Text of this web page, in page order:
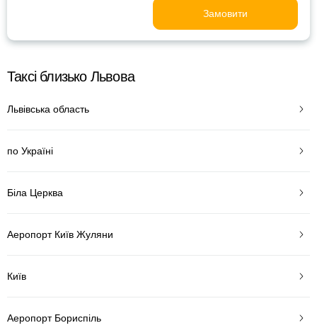
Замовити
Таксі близько Львова
Львівська область
по Україні
Біла Церква
Аеропорт Київ Жуляни
Київ
Аеропорт Бориспіль